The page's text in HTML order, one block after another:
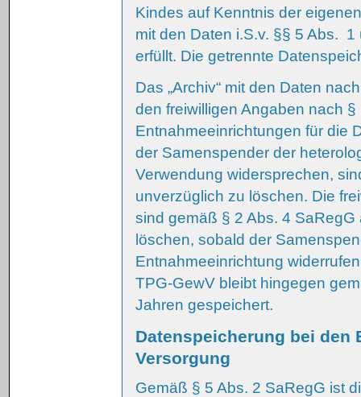
Kindes auf Kenntnis der
mit den Daten i.S.v. §§ 5 Abs.
erfüllt. Die getrennte
Das „Archiv“ mit den Daten
den freiwilligen Angaben nach
Entnahmeeinrichtungen für die
der Samenspender der
Verwendung widersprechen,
unverzüglich zu löschen. Die
sind gemäß § 2 Abs. 4
löschen, sobald der
Entnahmeeinrichtung
TPG-GewV bleibt hingegen
Jahren gespeichert.
Datenspeicherung bei
Versorgung
Gemäß § 5 Abs. 2 SaRegG ist